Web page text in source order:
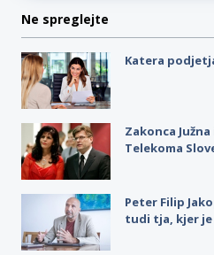
Ne spreglejte
Katera
Zakonca
Telekoma
Peter Filip
tudi tja, kjer